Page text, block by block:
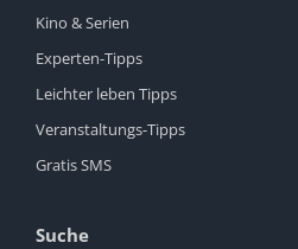
Kino & Serien
Experten-Tipps
Leichter leben Tipps
Veranstaltungs-Tipps
Gratis SMS
Suche